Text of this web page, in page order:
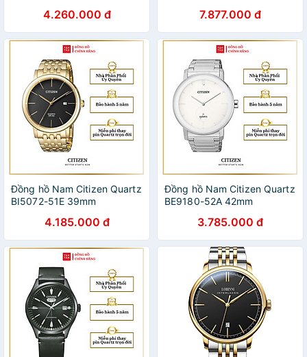
4.260.000 đ 7.877.000 đ
Đồng hồ Nam Citizen Quartz
BI5072-51E 39mm
4.185.000 đ
Đồng hồ Nam Citizen Quartz
BE9180-52A 42mm
3.785.000 đ